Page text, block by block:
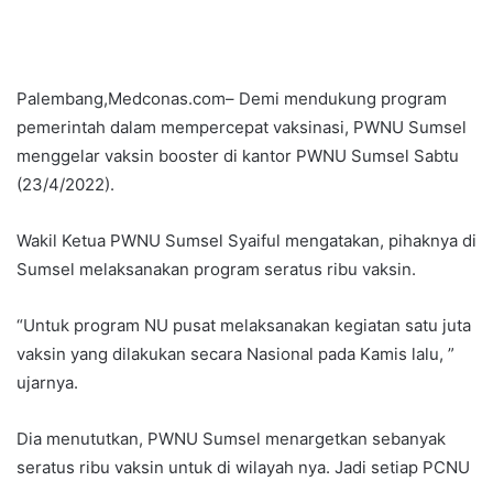
Palembang,Medconas.com– Demi mendukung program
pemerintah dalam mempercepat vaksinasi, PWNU Sumsel
menggelar vaksin booster di kantor PWNU Sumsel Sabtu
(23/4/2022).
Wakil Ketua PWNU Sumsel Syaiful mengatakan, pihaknya di
Sumsel melaksanakan program seratus ribu vaksin.
“Untuk program NU pusat melaksanakan kegiatan satu juta
vaksin yang dilakukan secara Nasional pada Kamis lalu, ”
ujarnya.
Dia menututkan, PWNU Sumsel menargetkan sebanyak
seratus ribu vaksin untuk di wilayah nya. Jadi setiap PCNU